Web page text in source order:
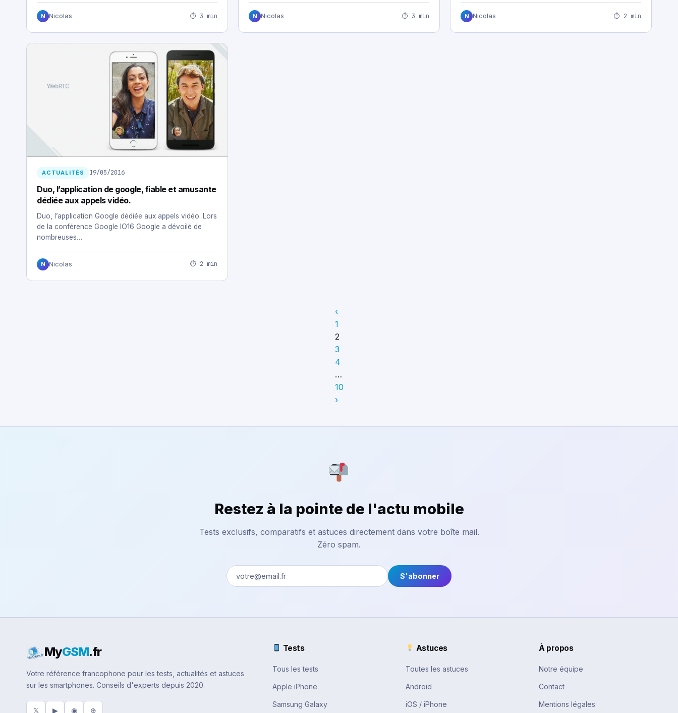
N Nicolas ⏱ 3 min N Nicolas ⏱ 3 min N Nicolas ⏱ 2 min
ACTUALITÉS 19/05/2016
Duo, l’application de google, fiable et amusante
dédiée aux appels vidéo.
Duo, l’application Google dédiée aux appels vidéo. Lors
de la conférence Google IO16 Google a dévoilé de
nombreuses…
N Nicolas ⏱ 2 min
‹
1
2
3
4
…
10
›
Restez à la pointe de l'actu mobile
Tests exclusifs, comparatifs et astuces directement dans votre boîte mail.
Zéro spam.
S'abonner
MyGSM.fr
Votre référence francophone pour les tests, actualités et astuces
sur les smartphones. Conseils d'experts depuis 2020.
𝕏 ▶ ◉ ⊕
Tests
Tous les tests
Apple iPhone
Samsung Galaxy
Astuces
Toutes les astuces
Android
iOS / iPhone
À propos
Notre équipe
Contact
Mentions légales